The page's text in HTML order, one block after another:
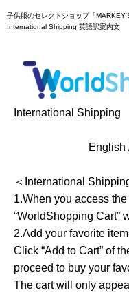
子供服のセレクトショップ「
International Shipping 英語訳案内文
International Shipping
English
＜International
1.When you access
“WorldShopping Cart”
2.Add your favorite
Click “Add to Cart” of
proceed to buy your
The cart will only